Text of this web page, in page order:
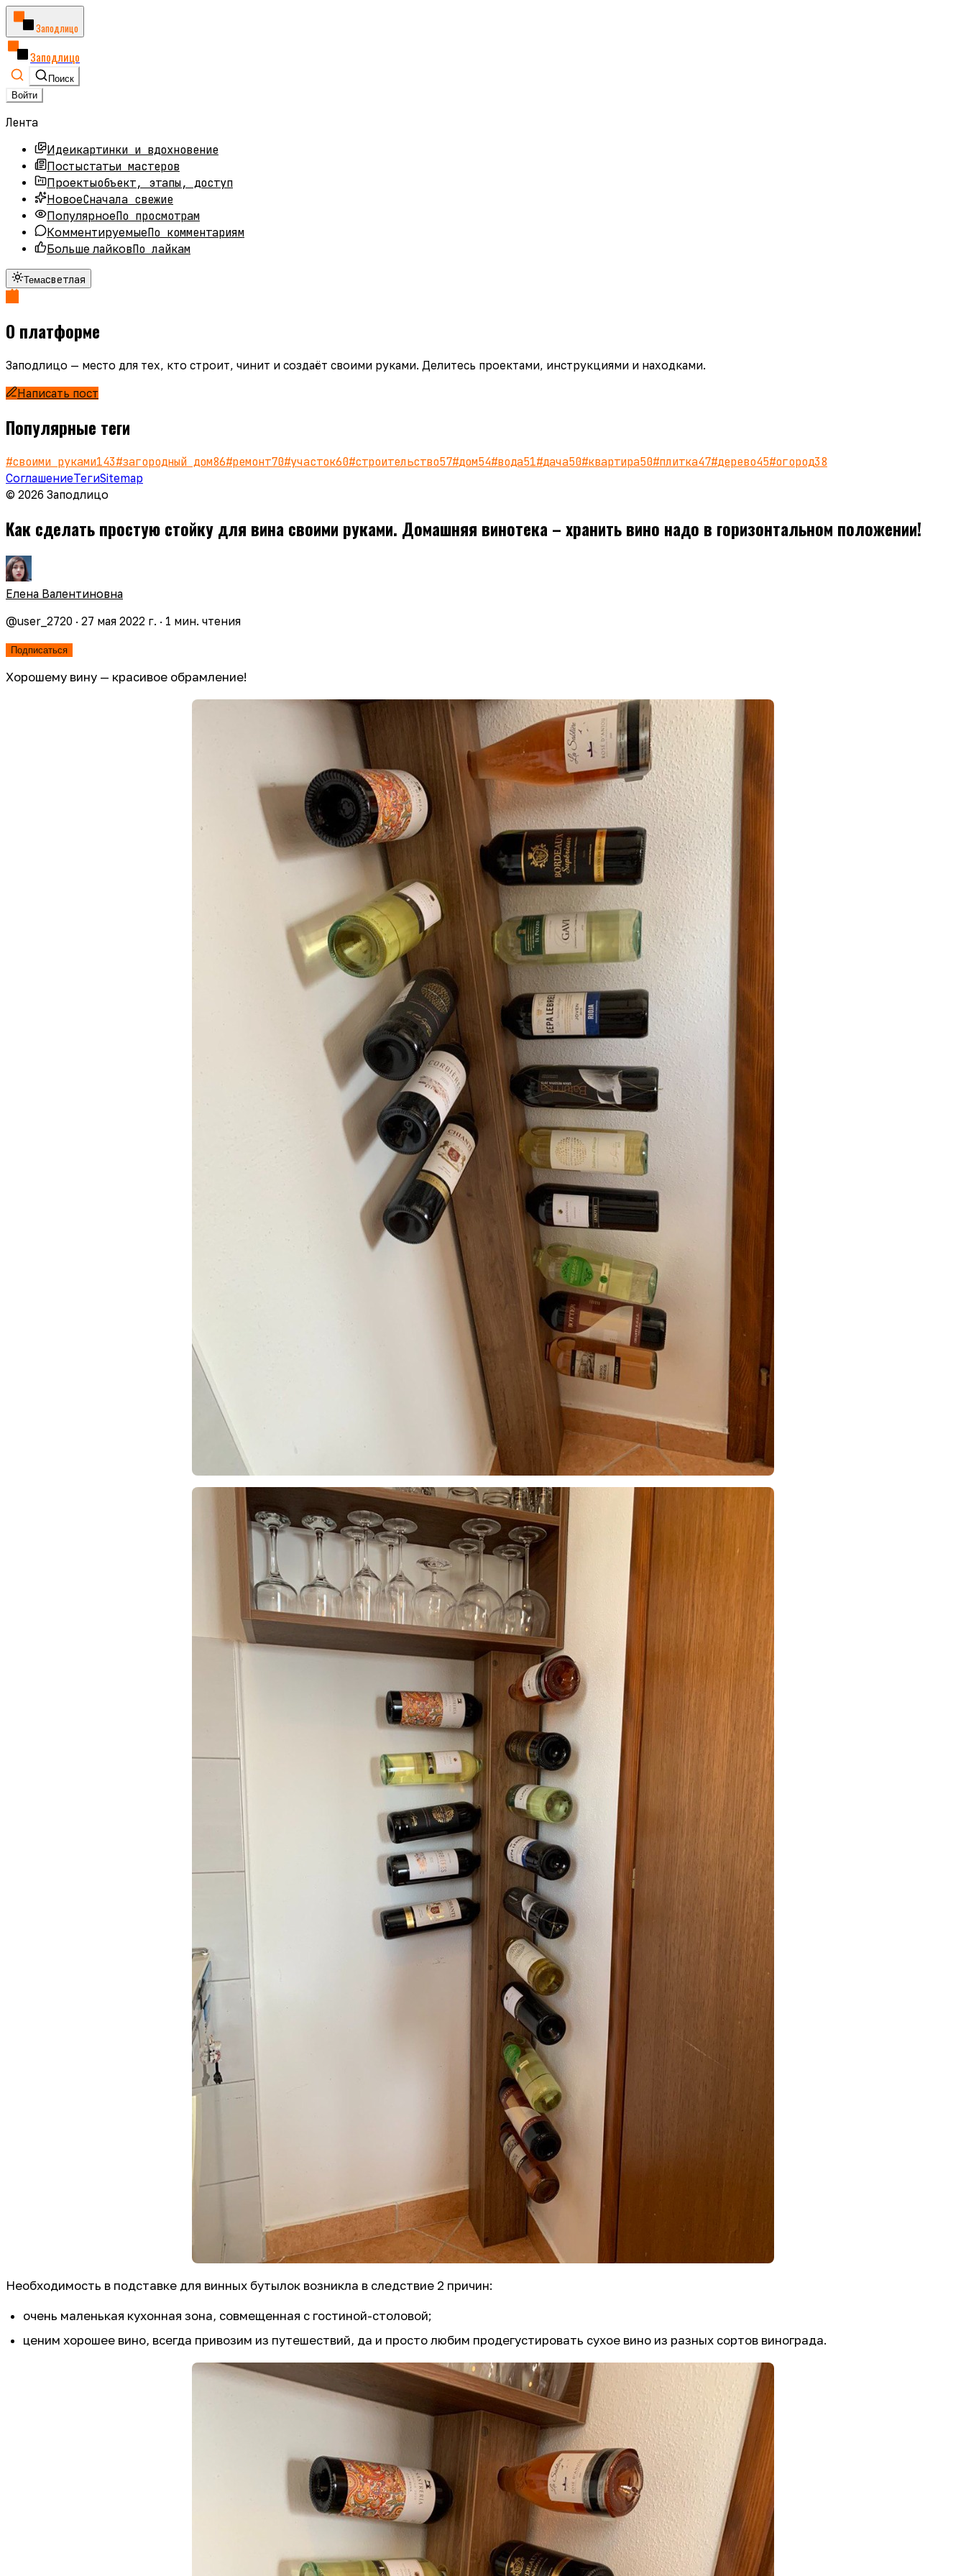
Заподлицо
Заподлицо
Поиск
Войти
Лента
Идеикартинки и вдохновение
Постыстатьи мастеров
Проектыобъект, этапы, доступ
НовоеСначала свежие
ПопулярноеПо просмотрам
КомментируемыеПо комментариям
Больше лайковПо лайкам
Темасветлая
О платформе
Заподлицо — место для тех, кто строит, чинит и создаёт своими руками. Делитесь проектами, инструкциями и находками.
Написать пост
Популярные теги
#своими руками143#загородный дом86#ремонт70#участок60#строительство57#дом54#вода51#дача50#квартира50#плитка47#дерево45#огород38
СоглашениеТегиSitemap
© 2026 Заподлицо
Как сделать простую стойку для вина своими руками. Домашняя винотека – хранить вино надо в горизонтальном положении!
Елена Валентиновна
@user_2720 · 27 мая 2022 г. · 1 мин. чтения
Подписаться
Хорошему вину — красивое обрамление!
Необходимость в подставке для винных бутылок возникла в следствие 2 причин:
очень маленькая кухонная зона, совмещенная с гостиной-столовой;
ценим хорошее вино, всегда привозим из путешествий, да и просто любим продегустировать сухое вино из разных сортов винограда.